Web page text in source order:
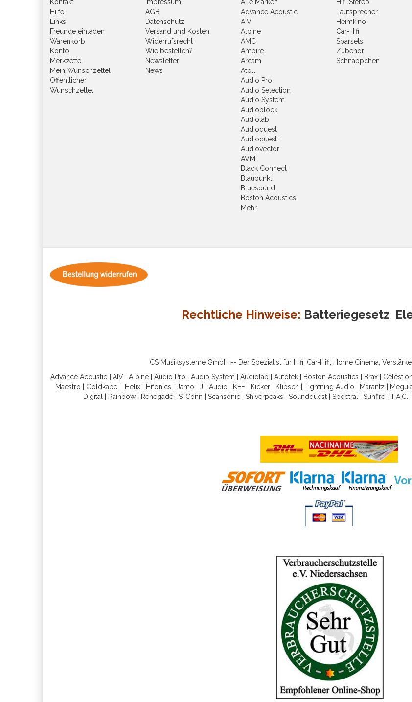
Kontakt
Hilfe
Links
Freunde einladen
Warenkorb
Konto
Merkzettel
Mein Wunschzettel
Öffentlicher
Wunschzettel
Impressum
AGB
Datenschutz
Versand und Kosten
Widerrufsrecht
Wie bestellen?
Newsletter
News
Alle Marken
Advance Acoustic
AIV
Alpine
AMC
Ampire
Arcam
Atoll
Audio Pro
Audio Selection
Audio System
Audioblock
Audiolab
Audioquest
Audioquest+
Audiovector
AVM
Black Connect
Blaupunkt
Bluesound
Boston Acoustics
Mehr
Hifi-Stereo
Lautsprecher
Heimkino
Car-Hifi
Sparsets
Zubehör
Schnäppchen
Rechtliche Hinweise: Batteriegesetz
CS Musiksysteme GmbH -- Der Spezialist für Hifi, Car-Hifi, Home Cinema,
Advance Acoustic
AIV Alpine Audio Pro Audio System Audiolab Autotek Boston Acoustics Brax Celestion
Maestro
Goldkabel Helix| Hifonics Jamo JL Audio KEF| Kicker| Klipsch Lightning Audio Marantz
Digital
Rainbow Renegade S-Conn Scansonic Shiverpeaks Soundquest Spectral Sunfire T.A.C.